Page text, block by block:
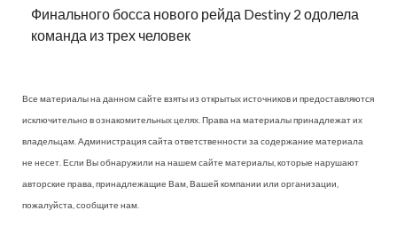
Финального босса нового рейда Destiny 2 одолела
команда из трех человек
Все материалы на данном сайте взяты из открытых источников и предоставляются
исключительно в ознакомительных целях. Права на материалы принадлежат их
владельцам. Администрация сайта ответственности за содержание материала
не несет. Если Вы обнаружили на нашем сайте материалы, которые нарушают
авторские права, принадлежащие Вам, Вашей компании или организации,
пожалуйста, сообщите нам.